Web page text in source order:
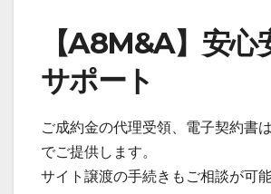
【A8M&A】安心
サポート
ご成約金の代理受領、電子契約書
でご提供します。
サイト譲渡の手続きもご相談が可能